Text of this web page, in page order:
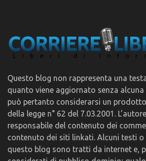
Questo blog non rappresenta una
quanto viene aggiornato senza
può pertanto considerarsi un
della legge n° 62 del 7.03.2001.
responsabile del contenuto dei
contenuto dei siti linkati. Alcuni testi
questo blog sono tratti da internet e,